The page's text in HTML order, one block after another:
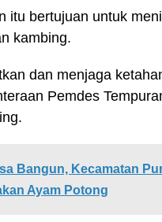
itu bertujuan untuk
kambing.
dan menjaga
Pemdes
Bangun, Kecamatan
Ayam Potong